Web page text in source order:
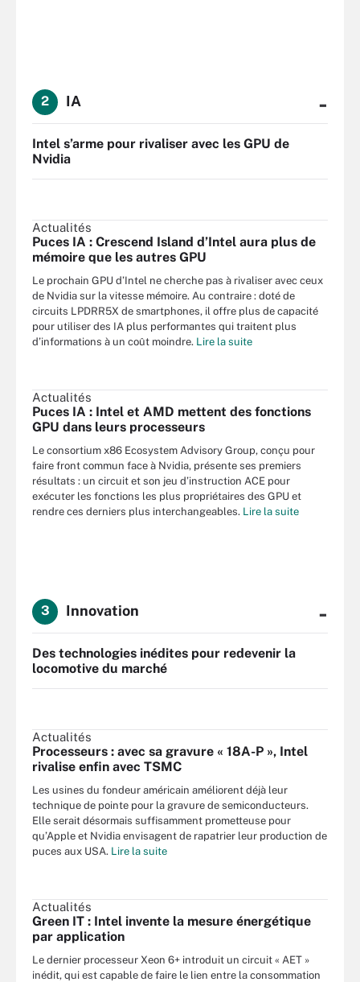
2 IA -
Intel s’arme pour rivaliser avec les GPU de
Nvidia
Actualités
Puces IA : Crescend Island d’Intel aura plus de
mémoire que les autres GPU
Le prochain GPU d’Intel ne cherche pas à rivaliser avec ceux
de Nvidia sur la vitesse mémoire. Au contraire : doté de
circuits LPDRR5X de smartphones, il offre plus de capacité
pour utiliser des IA plus performantes qui traitent plus
d’informations à un coût moindre. Lire la suite
Actualités
Puces IA : Intel et AMD mettent des fonctions
GPU dans leurs processeurs
Le consortium x86 Ecosystem Advisory Group, conçu pour
faire front commun face à Nvidia, présente ses premiers
résultats : un circuit et son jeu d’instruction ACE pour
exécuter les fonctions les plus propriétaires des GPU et
rendre ces derniers plus interchangeables. Lire la suite
3 Innovation -
Des technologies inédites pour redevenir la
locomotive du marché
Actualités
Processeurs : avec sa gravure « 18A-P », Intel
rivalise enfin avec TSMC
Les usines du fondeur américain améliorent déjà leur
technique de pointe pour la gravure de semiconducteurs.
Elle serait désormais suffisamment prometteuse pour
qu’Apple et Nvidia envisagent de rapatrier leur production de
puces aux USA. Lire la suite
Actualités
Green IT : Intel invente la mesure énergétique
par application
Le dernier processeur Xeon 6+ introduit un circuit « AET »
inédit, qui est capable de faire le lien entre la consommation